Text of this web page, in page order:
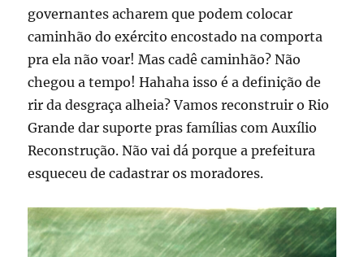
governantes acharem que podem colocar
caminhão do exército encostado na comporta
pra ela não voar! Mas cadê caminhão? Não
chegou a tempo! Hahaha isso é a definição de
rir da desgraça alheia? Vamos reconstruir o Rio
Grande dar suporte pras famílias com Auxílio
Reconstrução. Não vai dá porque a prefeitura
esqueceu de cadastrar os moradores.